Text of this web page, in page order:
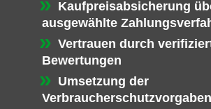
Kaufpreisabsicherung
ausgewählte
Vertrauen durch
Bewertungen
Umsetzung der
Verbraucherschutzvorgaben